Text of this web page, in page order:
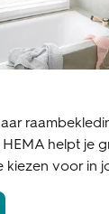
helpt je
kiezen voor in